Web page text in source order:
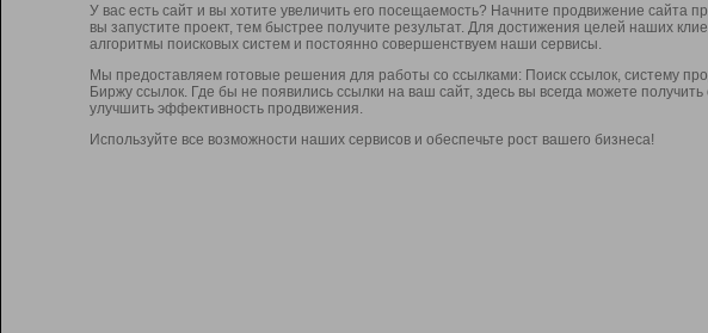
У вас есть сайт и вы хотите увеличить его посещаемость? Начните продвижение сайта
вы запустите проект, тем быстрее получите результат. Для достижения целей наших
алгоритмы поисковых систем и постоянно совершенствуем наши сервисы.
Мы предоставляем готовые решения для работы со ссылками: Поиск ссылок, систему
Биржу ссылок. Где бы не появились ссылки на ваш сайт, здесь вы всегда можете
улучшить эффективность продвижения.
Используйте все возможности наших сервисов и обеспечьте рост вашего бизнеса!